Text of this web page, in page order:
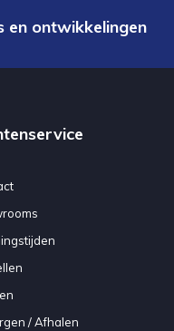
en ontwikkelingen
/ Afhalen